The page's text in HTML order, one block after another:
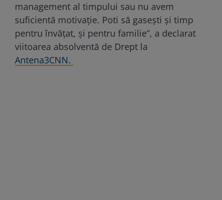
management al timpului sau nu avem
suficientă motivaţie. Poti să gaseşti şi timp
pentru învăţat, şi pentru familie”, a declarat
viitoarea absolventă de Drept la
Antena3CNN.